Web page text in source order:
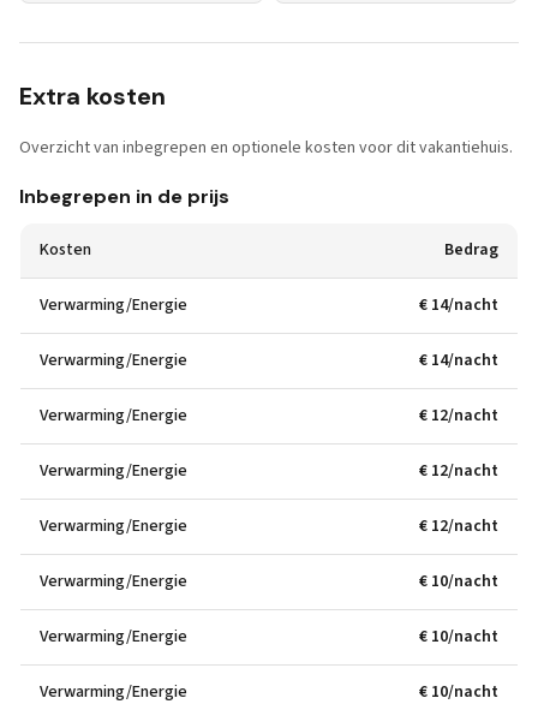
Extra kosten
Overzicht van inbegrepen en optionele kosten voor dit vakantiehuis.
Inbegrepen in de prijs
Kosten Bedrag
Verwarming/Energie € 14/nacht
Verwarming/Energie € 14/nacht
Verwarming/Energie € 12/nacht
Verwarming/Energie € 12/nacht
Verwarming/Energie € 12/nacht
Verwarming/Energie € 10/nacht
Verwarming/Energie € 10/nacht
Verwarming/Energie € 10/nacht